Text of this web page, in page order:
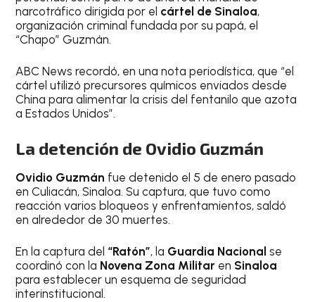
narcotráfico dirigida por el cártel de Sinaloa,
organización criminal fundada por su papá, el
“Chapo” Guzmán.
ABC News recordó, en una nota periodística, que “el
cártel utilizó precursores químicos enviados desde
China para alimentar la crisis del fentanilo que azota
a Estados Unidos”.
La detención de Ovidio Guzmán
Ovidio Guzmán fue detenido el 5 de enero pasado
en Culiacán, Sinaloa. Su captura, que tuvo como
reacción varios bloqueos y enfrentamientos, saldó
en alrededor de 30 muertes.
En la captura del “Ratón”, la Guardia Nacional se
coordinó con la Novena Zona Militar en Sinaloa
para establecer un esquema de seguridad
interinstitucional.